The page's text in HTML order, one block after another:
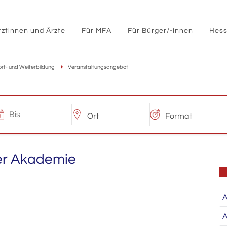
und Ärzte Für MFA Für Bürger/-innen
und Weiterbildung Veranstaltungsangebot
Akademie